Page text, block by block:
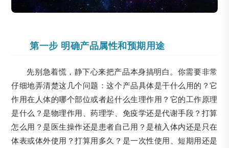
第一步 明确产品属性和预期用途
先别急着慌，静下心来把产品本身搞明白。你需要非常
仔细地弄清楚这几个问题：这个产品具体是干什么用的？它
作用在人体的哪个部位或者起什么生理作用？它的工作原理
是什么？是物理作用、药理学、免疫学还是代谢手段？打算
怎么用？是医生操作还是患者自己用？是植入体内还是只在
体表或体外使用？打算用多久？是一次性使用、短期用还是